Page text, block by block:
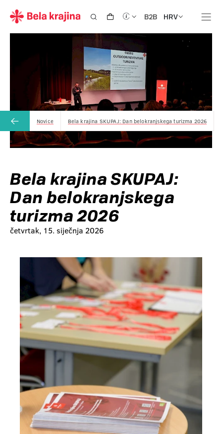
B2B HRV
Novice Bela krajina SKUPAJ: Dan belokranjskega turizma 2026
Bela krajina SKUPAJ:
Dan belokranjskega
turizma 2026
četvrtak, 15. siječnja 2026